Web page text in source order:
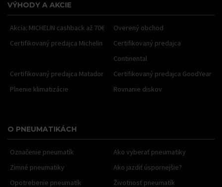
VÝHODY A AKCIE
Akcia: MICHELIN cashback až 70€
Overený obchod
Certifikovaný predajca Michelin
Certifikovaný predajca
Continental
Certifikovaný predajca Matador
Certifikovaný predajca GoodYear
Plnenie klimatizácie
Rovnanie diskov
O PNEUMATIKÁCH
Označenie pneumatík
Ako vyberať pneumatiky
Zimné pneumatiky
Ako jazdiť úspornejšie?
Opotrebenie pneumatík
Životnosť pneumatík